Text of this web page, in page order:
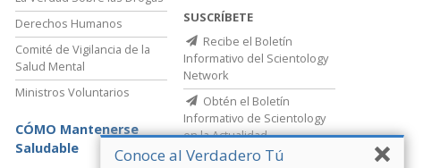
Conoce al Verdadero Tú
Derechos Humanos
Comité de Vigilancia de la
Salud Mental
Ministros Voluntarios
CÓMO Mantenerse
Saludable
SUSCRÍBETE
Recibe el Boletín
Informativo del Scientology
Network
Obtén el Boletín
Informativo de Scientology
en la Actualidad